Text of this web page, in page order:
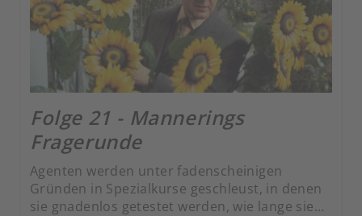
Folge 21 - Mannerings
Fragerunde
Agenten werden unter fadenscheinigen
Gründen in Spezialkurse geschleust, in denen
sie gnadenlos getestet werden, wie lange sie